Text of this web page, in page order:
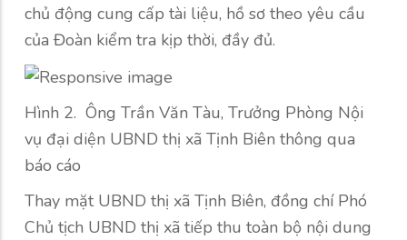
chủ động cung cấp tài liệu, hồ sơ theo yêu cầu
của Đoàn kiểm tra kịp thời, đầy đủ.
Hình 2. Ông Trần Văn Tàu, Trưởng Phòng Nội
vụ đại diện UBND thị xã Tịnh Biên thông qua
báo cáo
Thay mặt UBND thị xã Tịnh Biên, đồng chí Phó
Chủ tịch UBND thị xã tiếp thu toàn bộ nội dung